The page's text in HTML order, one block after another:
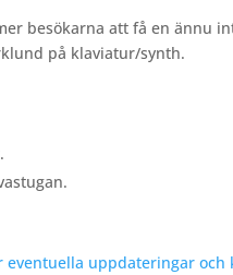
besökarna att få en ännu
på klaviatur/synth.
eventuella uppdateringar och